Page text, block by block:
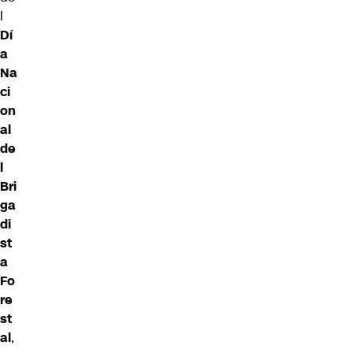
l
Dí
a
Na
ci
on
al
de
l
Bri
ga
di
st
a
Fo
re
st
al,